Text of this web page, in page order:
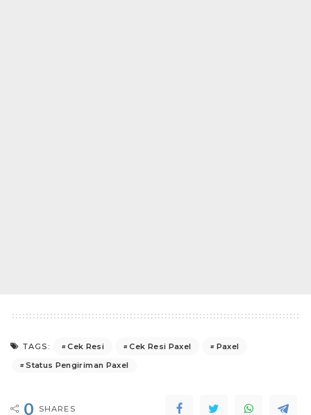
TAGS: Cek Resi Cek Resi Paxel
Paxel
Status Pengiriman Paxel
0 SHARES